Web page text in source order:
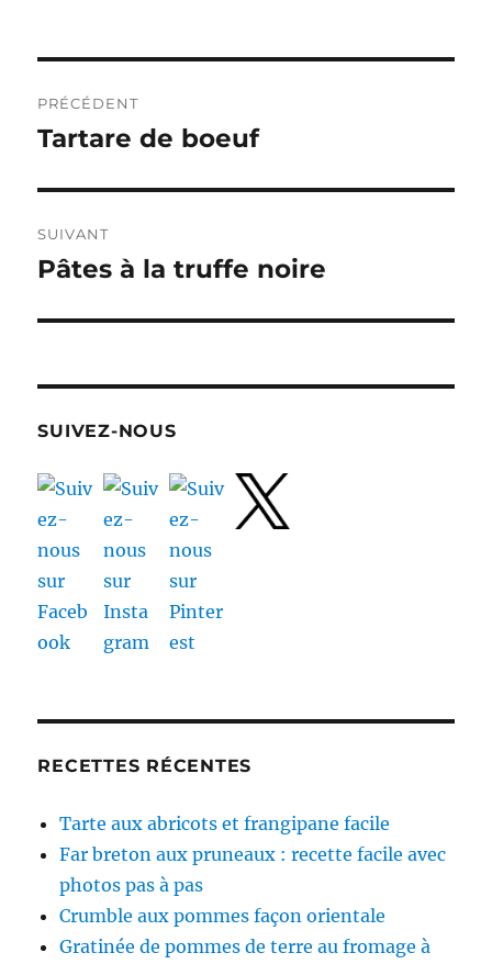
de
PRÉCÉDENT
Publication
Tartare de boeuf
SUIVANT
Publication
Pâtes à la truffe noire
SUIVEZ-NOUS
RECETTES RÉCENTES
Tarte aux abricots et frangipane facile
Far breton aux pruneaux : recette facile avec
photos pas à pas
Crumble aux pommes façon orientale
Gratinée de pommes de terre au fromage à